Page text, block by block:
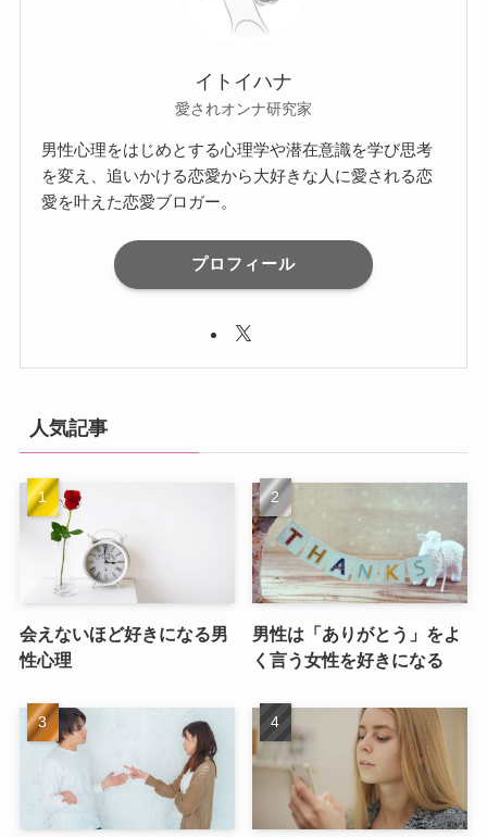
イトイハナ
愛されオンナ研究家
男性心理をはじめとする心理学や潜在意識を学び思考
を変え、追いかける恋愛から大好きな人に愛される恋
愛を叶えた恋愛ブロガー。
プロフィール
人気記事
会えないほど好きになる男
性心理
男性は「ありがとう」をよ
く言う女性を好きになる